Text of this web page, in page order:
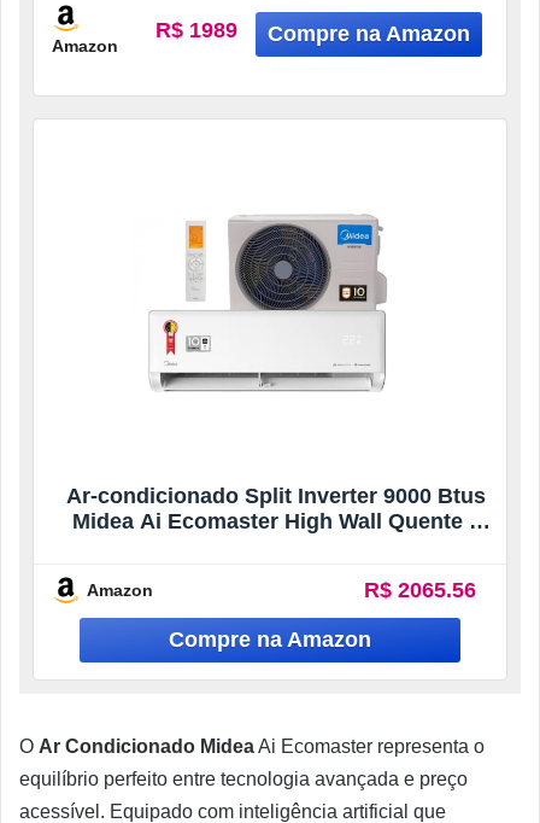
Amazon
R$ 1989
Ar-condicionado Split Inverter 9000 Btus
Midea Ai Ecomaster High Wall Quente e
Amazon R$ 2065.56
O Ar Condicionado MideaAi Ecomaster representa o
equilíbrio perfeito entre tecnologia avançada e preço
acessível. Equipado com inteligência artificial que